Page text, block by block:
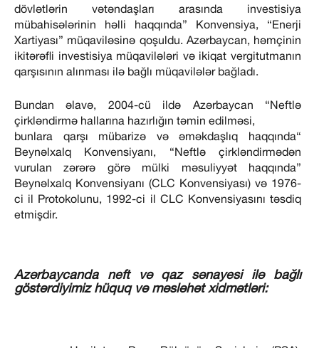
dövlətlərin vətəndaşları arasında investisiya
mübahisələrinin həlli haqqında” Konvensiya, “Enerji
Xartiyası” müqaviləsinə qoşuldu. Azərbaycan, həmçinin
ikitərəfli investisiya müqavilələri və ikiqat vergitutmanın
qarşısının alınması ilə bağlı müqavilələr bağladı.
Bundan əlavə, 2004-cü ildə Azərbaycan “Neftlə
çirkləndirmə hallarına hazırlığın təmin edilməsi,
bunlara qarşı mübarizə və əməkdaşlıq haqqında“
Beynəlxalq Konvensiyanı, “Neftlə çirkləndirmədən
vurulan zərərə görə mülki məsuliyyət haqqında”
Beynəlxalq Konvensiyanı (CLC Konvensiyası) və 1976-
ci il Protokolunu, 1992-ci il CLC Konvensiyasını təsdiq
etmişdir.
Azərbaycanda neft və qaz sənayesi ilə bağlı
göstərdiyimiz hüquq və məsləhət xidmətləri: